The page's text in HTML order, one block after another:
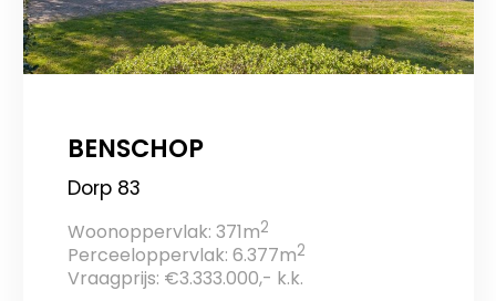
BENSCHOP
Dorp 83
Woonoppervlak: 371m2
Perceeloppervlak: 6.377m2
Vraagprijs: €3.333.000,- k.k.